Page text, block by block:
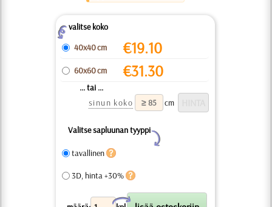
Zvalitse koko
40x40 cm
€19.10
60x60 cm €31.30
... tai ...
sinun koko
cm
Valitse sapluunan tyyppi
Y
tavallinen
3D, hinta +30%